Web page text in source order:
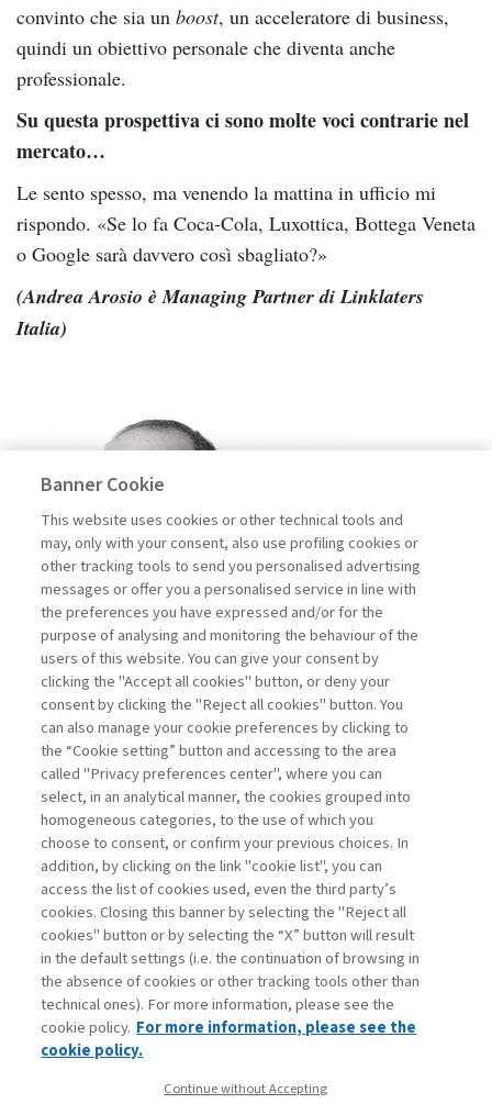
convinto che sia un boost, un acceleratore di business,
quindi un obiettivo personale che diventa anche
professionale.
Su questa prospettiva ci sono molte voci contrarie nel
mercato…
Le sento spesso, ma venendo la mattina in ufficio mi
rispondo. «Se lo fa Coca-Cola, Luxottica, Bottega Veneta
o Google sarà davvero così sbagliato?»
(Andrea Arosio è Managing Partner di Linklaters
Italia)
Vai all'archivio
Contatti
Abbonamenti
Archivio rubriche
Privacy
Banner Cookie
This website uses cookies or other technical tools and
may, only with your consent, also use profiling cookies or
other tracking tools to send you personalised advertising
messages or offer you a personalised service in line with
the preferences you have expressed and/or for the
purpose of analysing and monitoring the behaviour of the
users of this website. You can give your consent by
clicking the "Accept all cookies" button, or deny your
consent by clicking the "Reject all cookies" button. You
can also manage your cookie preferences by clicking to
the “Cookie setting” button and accessing to the area
called "Privacy preferences center", where you can
select, in an analytical manner, the cookies grouped into
homogeneous categories, to the use of which you
choose to consent, or confirm your previous choices. In
addition, by clicking on the link "cookie list", you can
access the list of cookies used, even the third party’s
cookies. Closing this banner by selecting the "Reject all
cookies" button or by selecting the “X” button will result
in the default settings (i.e. the continuation of browsing in
the absence of cookies or other tracking tools other than
technical ones). For more information, please see the
cookie policy. For more information, please see the
cookie policy.
Continue without Accepting